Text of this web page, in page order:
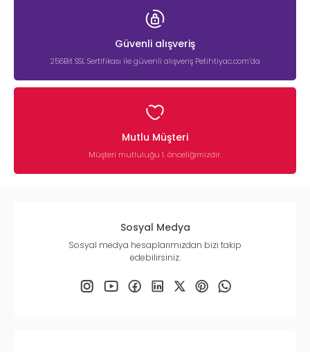
Güvenli alışveriş
256Bit SSL Sertifikası ile güvenli alışveriş Petihtiyac.com’da
Mutlu Müşteri
Müşteri mutluluğu 1. önceliğimizdir.
Sosyal Medya
Sosyal medya hesaplarımızdan bizi takip
edebilirsiniz.